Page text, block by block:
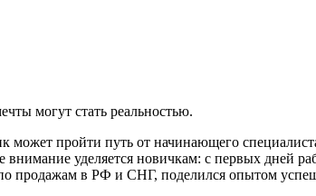
могут стать реальностью.
пройти путь от начинающего
уделяется новичкам: с первых дней
продажам в РФ и СНГ, поделился опытом